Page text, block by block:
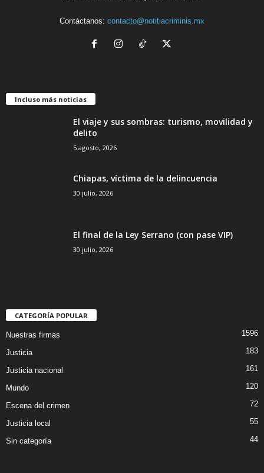
Contáctanos: contacto@notitiacriminis.mx
Incluso más noticias
El viaje y sus sombras: turismo, movilidad y
delito
5 agosto, 2026
Chiapas, víctima de la delincuencia
30 julio, 2026
El final de la Ley Serrano (con pase VIP)
30 julio, 2026
CATEGORÍA POPULAR
Nuestras firmas 1596
Justicia 183
Justicia nacional 161
Mundo 120
Escena del crimen 72
Justicia local 55
Sin categoría 44